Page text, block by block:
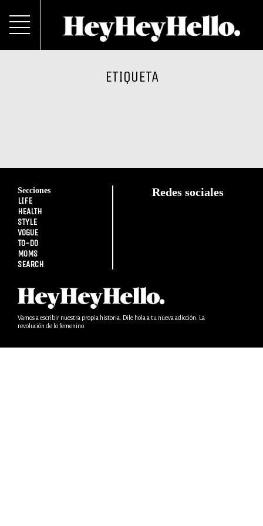
ETIQUETA
Secciones
LIFE
HEALTH
STYLE
VOGUE
TO-DO
MOMS
SEARCH
Redes sociales
Vamos a escribir nuestra propia historia. Dile hola a tu nueva adicción. La
revolución de lo femenino.